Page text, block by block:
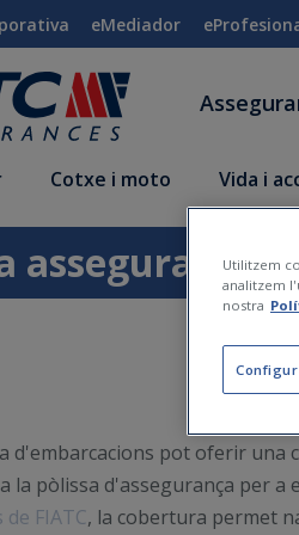
eMediador
Cotxe i moto Vida i
assegurança
d'embarcacions pot oferir
la pòlissa d'assegurança per a
FIATC, la cobertura permet
Utilitzem
analitzem
nostra